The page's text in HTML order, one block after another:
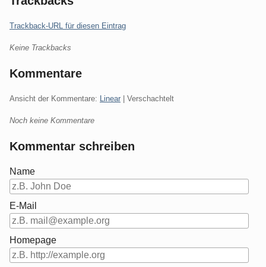
Trackback-URL für diesen Eintrag
Keine Trackbacks
Kommentare
Ansicht der Kommentare: Linear | Verschachtelt
Noch keine Kommentare
Kommentar schreiben
Name
E-Mail
Homepage